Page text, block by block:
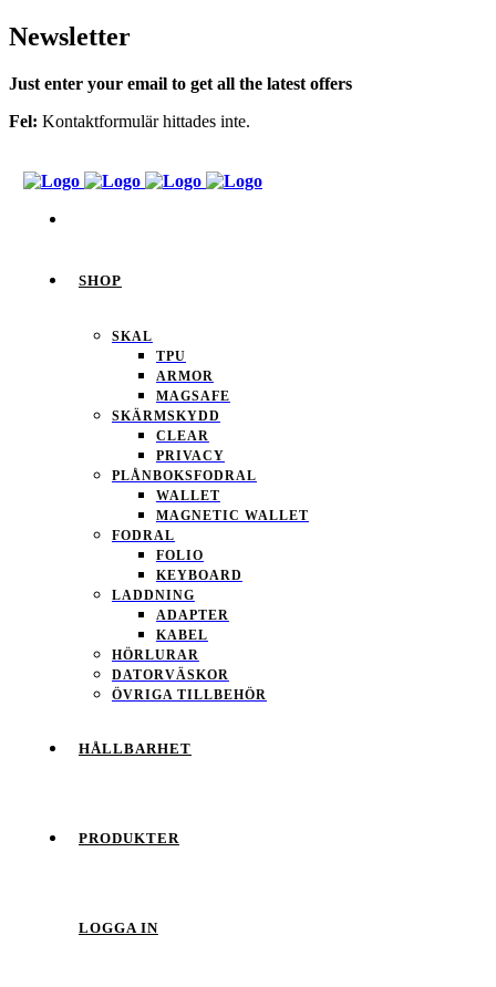
Newsletter
Just enter your email to get all the latest offers
Fel: Kontaktformulär hittades inte.
SHOP
SKAL
TPU
ARMOR
MAGSAFE
SKÄRMSKYDD
CLEAR
PRIVACY
PLÅNBOKSFODRAL
WALLET
MAGNETIC WALLET
FODRAL
FOLIO
KEYBOARD
LADDNING
ADAPTER
KABEL
HÖRLURAR
DATORVÄSKOR
ÖVRIGA TILLBEHÖR
HÅLLBARHET
PRODUKTER
LOGGA IN